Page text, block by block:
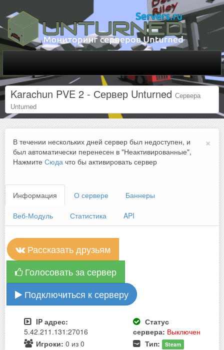
Karachun PVE 2 - Сервер Unturned Сервера
Unturned
×
В течении нескольких дней сервер был недоступен, и
был автоматически перенесен в "Неактивированные",
Нажмите Сюда что бы активировать сервер
Информация О сервере Баннеры
Веб-Модуль Статистика API
Рассказать друзьям
Голосовать за сервер
Подключиться к серверу
IP адрес:
5.42.211.131:27016
Статус
сервера: Выключен
Игроки: 0 из 0 Тип: Steam